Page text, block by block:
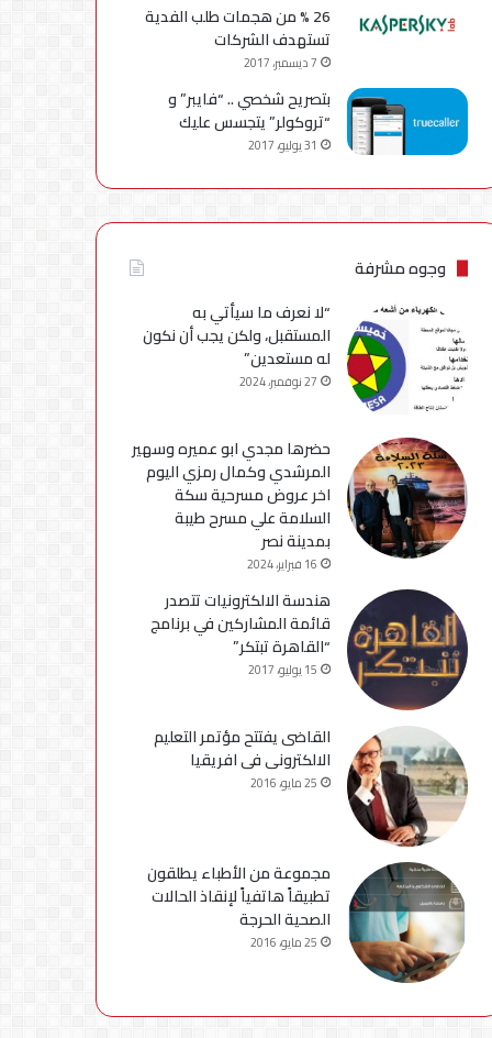
26 % من هجمات طلب الفدية
تستهدف الشركات
7 ديسمبر، 2017
بتصريح شخصي .. “فايبر” و
“تروكولر” يتجسس عليك
31 يوليو، 2017
وجوه مشرفة
“لا نعرف ما سيأتي به
المستقبل، ولكن يجب أن نكون
له مستعدين”
27 نوفمبر، 2024
حضرها مجدي ابو عميره وسهير
المرشدي وكمال رمزي اليوم
اخر عروض مسرحية سكة
السلامة علي مسرح طيبة
بمدينة نصر
16 فبراير، 2024
هندسة الالكترونيات تتصدر
قائمة المشاركين في برنامج
“القاهرة تبتكر”
15 يوليو، 2017
القاضى يفتتح مؤتمر التعليم
الالكترونى فى افريقيا
25 مايو، 2016
مجموعة من الأطباء يطلقون
تطبيقاً هاتفياً لإنقاذ الحالات
الصحية الحرجة
25 مايو، 2016